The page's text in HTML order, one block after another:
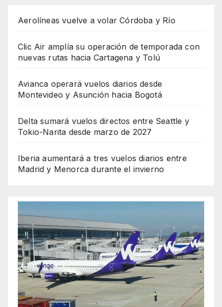
Aerolíneas vuelve a volar Córdoba y Río
Clic Air amplía su operación de temporada con
nuevas rutas hacia Cartagena y Tolú
Avianca operará vuelos diarios desde
Montevideo y Asunción hacia Bogotá
Delta sumará vuelos directos entre Seattle y
Tokio-Narita desde marzo de 2027
Iberia aumentará a tres vuelos diarios entre
Madrid y Menorca durante el invierno